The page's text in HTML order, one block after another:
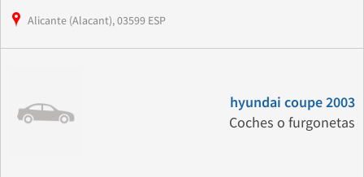
Alicante (Alacant), 03599 ESP
hyundai coupe 2003
Coches o furgonetas